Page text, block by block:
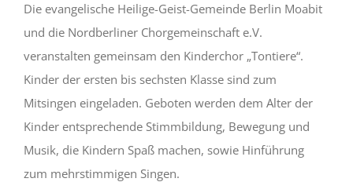
Die evangelische Heilige-Geist-Gemeinde Berlin Moabit
und die Nordberliner Chorgemeinschaft e.V.
veranstalten gemeinsam den Kinderchor „Tontiere“.
Kinder der ersten bis sechsten Klasse sind zum
Mitsingen eingeladen. Geboten werden dem Alter der
Kinder entsprechende Stimmbildung, Bewegung und
Musik, die Kindern Spaß machen, sowie Hinführung
zum mehrstimmigen Singen.